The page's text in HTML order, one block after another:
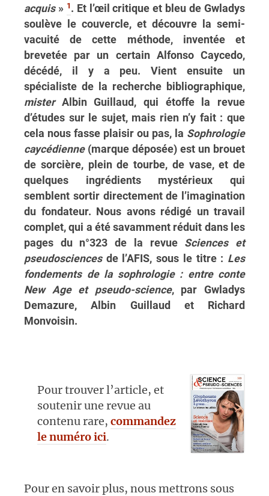
acquis» 1 . Et l’œil critique et bleu de Gwladys
soulève le couvercle, et découvre la semi-
vacuité de cette méthode, inventée et
brevetée par un certain Alfonso Caycedo,
décédé, il y a peu. Vient ensuite un
spécialiste de la recherche bibliographique,
misterAlbin Guillaud, qui étoffe la revue
d’études sur le sujet, mais rien n’y fait : que
cela nous fasse plaisir ou pas, la Sophrologie
caycédienne(marque déposée) est un brouet
de sorcière, plein de tourbe, de vase, et de
quelques ingrédients mystérieux qui
semblent sortir directement de l’imagination
du fondateur. Nous avons rédigé un travail
complet, qui a été savamment réduit dans les
pages du n°323 de la revue Sciences et
pseudosciencesde l’AFIS, sous le titre : Les
fondements de la sophrologie : entre conte
New Age et pseudo-science, par Gwladys
Demazure, Albin Guillaud et Richard
Monvoisin.
Pour trouver l’article, et
soutenir une revue au
contenu rare,commandez
le numéro ici.
Pour en savoir plus, nous mettrons sous